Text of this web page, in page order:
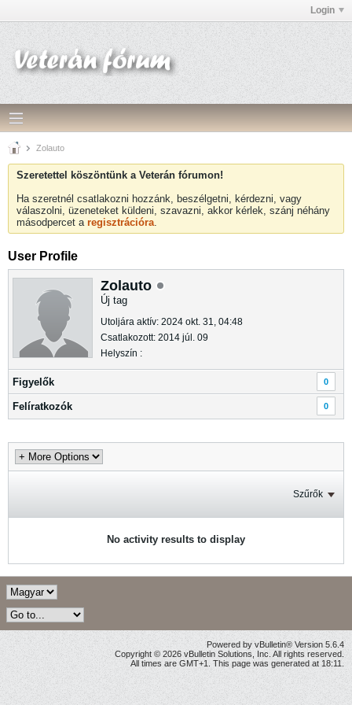
Login
Zolauto
Szeretettel köszöntünk a Veterán fórumon!
Ha szeretnél csatlakozni hozzánk, beszélgetni, kérdezni, vagy
válaszolni, üzeneteket küldeni, szavazni, akkor kérlek, szánj néhány
másodpercet a regisztrációra.
User Profile
Zolauto
Új tag
Utoljára aktív: 2024 okt. 31, 04:48
Csatlakozott: 2014 júl. 09
Helyszín :
Figyelők 0
Felíratkozók 0
Szűrők
No activity results to display
Powered by vBulletin® Version 5.6.4
Copyright © 2026 vBulletin Solutions, Inc. All rights reserved.
All times are GMT+1. This page was generated at 18:11.